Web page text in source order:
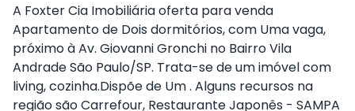
A Foxter Cia Imobiliária oferta para venda
Apartamento de Dois dormitórios, com Uma vaga,
próximo à Av. Giovanni Gronchi no Bairro Vila
Andrade São Paulo/SP. Trata-se de um imóvel com
living, cozinha.Dispõe de Um . Alguns recursos na
região são Carrefour, Restaurante Japonês - SAMPA